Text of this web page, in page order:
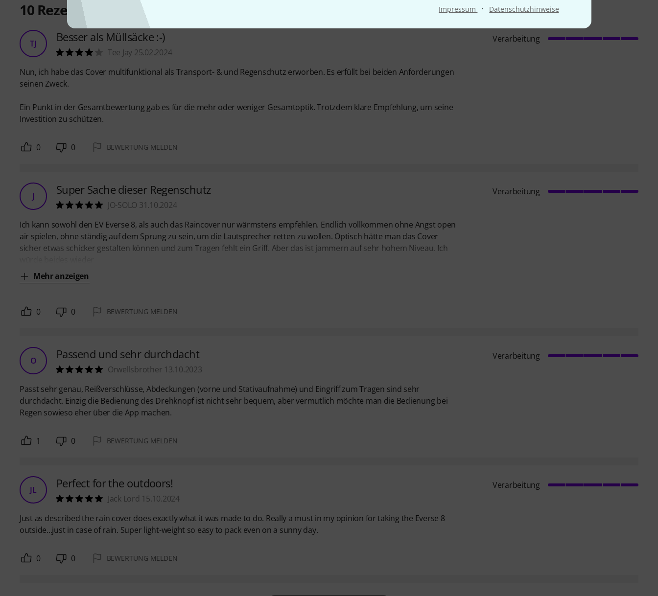
Impressum · Datenschutzhinweise
10 Rezensionen
TJ Besser als Müllsäcke :-)
Tee Jay 25.02.2024
Nun, ich habe das Cover multifunktional als Transport- & und Regenschutz erworben. Es erfüllt bei beiden Anforderungen
seinen Zweck.
Ein Punkt in der Gesamtbewertung gab es für die mehr oder weniger Gesamtoptik. Trotzdem klare Empfehlung, um seine
Investition zu schützen.
Verarbeitung
0 0 BEWERTUNG MELDEN
J Super Sache dieser Regenschutz
JO-SOLO 31.10.2024
Ich kann sowohl den EV Everse 8, als auch das Raincover nur wärmstens empfehlen. Endlich vollkommen ohne Angst open
air spielen, ohne ständig auf dem Sprung zu sein, um die Lautsprecher retten zu wollen. Optisch hätte man das Cover
sicher etwas schicker gestalten können und zum Tragen fehlt ein Griff. Aber das ist jammern auf sehr hohem Niveau. Ich
Mehr anzeigen
Verarbeitung
0 0 BEWERTUNG MELDEN
O Passend und sehr durchdacht
Orwellsbrother 13.10.2023
Passt sehr genau, Reißverschlüsse, Abdeckungen (vorne und Stativaufnahme) und Eingriff zum Tragen sind sehr
durchdacht. Einzig die Bedienung des Drehknopf ist nicht sehr bequem, aber vermutlich möchte man die Bedienung bei
Regen sowieso eher über die App machen.
Verarbeitung
1 0 BEWERTUNG MELDEN
JL Perfect for the outdoors!
Jack Lord 15.10.2024
Just as described the rain cover does exactly what it was made to do. Really a must in my opinion for taking the Everse 8
outside...just in case of rain. Super light-weight so easy to pack even on a sunny day.
Verarbeitung
0 0 BEWERTUNG MELDEN